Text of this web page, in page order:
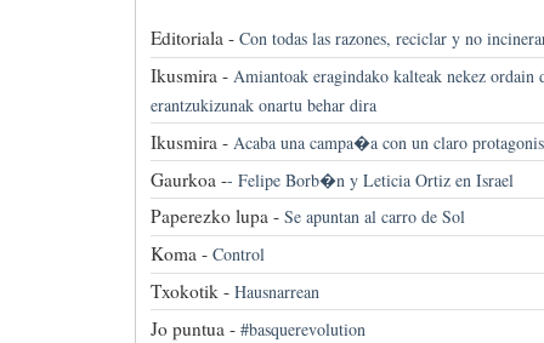
Editoriala - Con todas las razones, reciclar y no
Ikusmira - Amiantoak eragindako kalteak nekez ordain
erantzukizunak onartu behar dira
Ikusmira - Acaba una campa�a con un claro
Gaurkoa -- Felipe Borb�n y Leticia Ortiz en Israel
Paperezko lupa - Se apuntan al carro de Sol
Koma - Control
Txokotik - Hausnarrean
Jo puntua - #basquerevolution